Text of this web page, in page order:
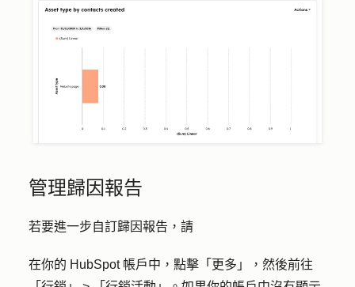
管理歸因報告
若要進一步自訂歸因報告，請
在你的 HubSpot 帳戶中，點擊 「更多」
，然後前往